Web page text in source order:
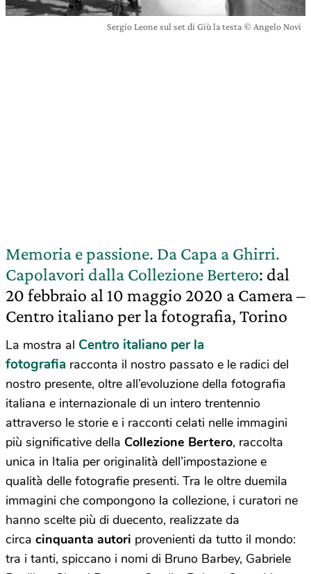
Sergio Leone sul set di Giù la testa © Angelo Novi
Memoria e passione. Da Capa a Ghirri.
Capolavori dalla Collezione Bertero: dal
20 febbraio al 10 maggio 2020 a Camera –
Centro italiano per la fotografia, Torino
La mostra al Centro italiano per la
fotografia racconta il nostro passato e le radici del
nostro presente, oltre all’evoluzione della fotografia
italiana e internazionale di un intero trentennio
attraverso le storie e i racconti celati nelle immagini
più significative della Collezione Bertero, raccolta
unica in Italia per originalità dell’impostazione e
qualità delle fotografie presenti. Tra le oltre duemila
immagini che compongono la collezione, i curatori ne
hanno scelte più di duecento, realizzate da
circa cinquanta autori provenienti da tutto il mondo:
tra i tanti, spiccano i nomi di Bruno Barbey, Gabriele